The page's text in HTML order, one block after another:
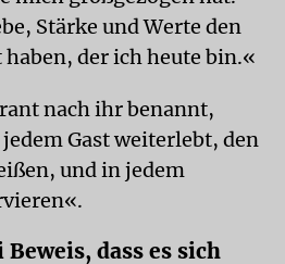
Stärke und Werte den
der ich heute bin.«
nach ihr benannt,
Gast weiterlebt, den
und in jedem
dass es sich